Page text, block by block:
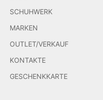
SCHUHWERK
MARKEN
OUTLET/VERKAUF
KONTAKTE
GESCHENKKARTE